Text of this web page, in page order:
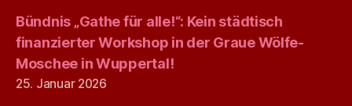
Bündnis „Gathe für alle!“: Kein städtisch
finanzierter Workshop in der Graue Wölfe-
Moschee in Wuppertal!
25. Januar 2026